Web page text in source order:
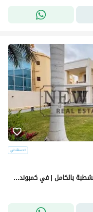
فيلا بجوار نادي هليوبوليس استلام فوري متشطبة بالكامل | في كمبوند الشروق 1 - 1 El sherouk